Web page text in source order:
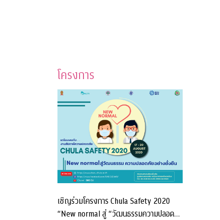
โครงการ
เชิญร่วมโครงการ Chula Safety 2020
“New normal สู่ “วัฒนธรรมความปลอดภัย